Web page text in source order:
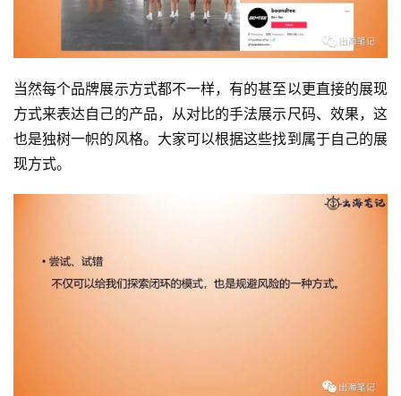
当然每个品牌展示方式都不一样，有的甚至以更直接的展现
方式来表达自己的产品，从对比的手法展示尺码、效果，这
也是独树一帜的风格。大家可以根据这些找到属于自己的展
现方式。